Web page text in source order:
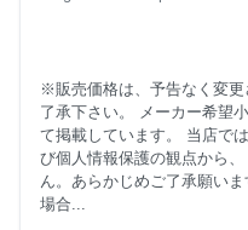
※販売価格は、予告なく変
了承下さい。 メーカー希望
て掲載しています。 当店で
び個人情報保護の観点から
ん。あらかじめご了承願い
場合...